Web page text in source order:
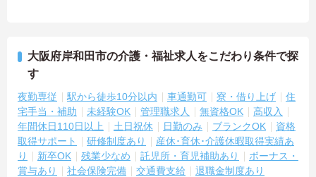
大阪府岸和田市の介護・福祉求人をこだわり条件で探
す
夜勤専従 駅から徒歩10分以内 車通勤可 寮・借り上げ
住
宅手当・補助
未経験OK 管理職求人 無資格OK
高収入
年間休日110日以上
土日祝休 日勤のみ ブランクOK
資格
取得サポート
研修制度あり
産休･育休･介護休暇取得実績あ
り
新卒OK 残業少なめ 託児所・育児補助あり
ボーナス・
賞与あり
社会保険完備 交通費支給 退職金制度あり